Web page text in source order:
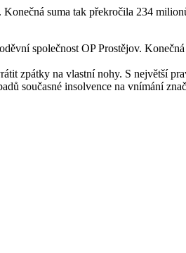
suma tak překročila 234
společnost OP Prostějov.
zpátky na vlastní nohy. S největší
současné insolvence na vnímání